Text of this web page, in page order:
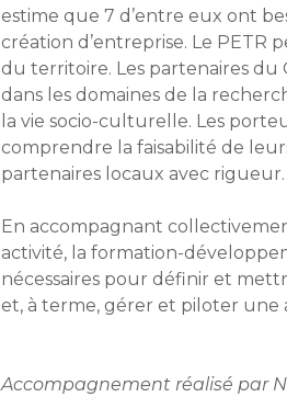
estime que 7 d’entre eux ont
création d’entreprise. Le PETR
du territoire. Les partenaires
dans les domaines de la
la vie socio-culturelle. Les
comprendre la faisabilité de
partenaires locaux avec rigueur.
En accompagnant
activité, la formation-
nécessaires pour définir et
et, à terme, gérer et piloter une
Accompagnement réalisé par